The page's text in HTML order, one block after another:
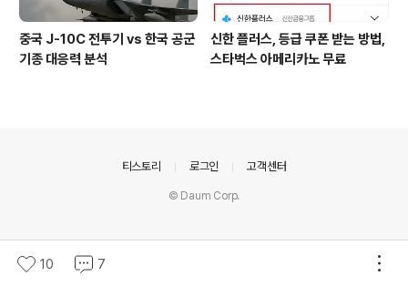
중국 J-10C 전투기 vs 한국 공군
기종 대응력 분석
신한 플러스, 등급 쿠폰 받는 방법,
스타벅스 아메리카노 무료
10 7
티스토리 로그인 고객센터
© Daum Corp.